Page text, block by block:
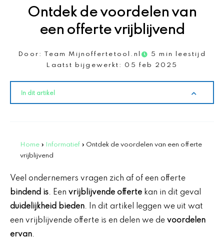
Ontdek de voordelen van
een offerte vrijblijvend
Door: Team Mijnoffertetool.nl
5 min leestijd
Laatst bijgewerkt:
05 feb 2025
In dit artikel
Home » Informatief » Ontdek de voordelen van een offerte
vrijblijvend
Veel ondernemers vragen zich af of een offerte
bindend is. Een vrijblijvende offerte kan in dit geval
duidelijkheid bieden. In dit artikel leggen we uit wat
een vrijblijvende offerte is en delen we de voordelen
ervan.